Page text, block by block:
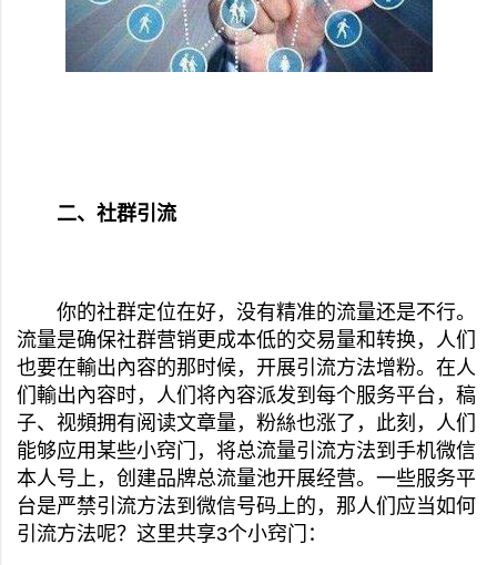
二、社群引流
你的社群定位在好，没有精准的流量还是不行。
流量是确保社群营销更成本低的交易量和转换，人们
也要在輸出內容的那时候，开展引流方法增粉。在人
们輸出內容时，人们将內容派发到每个服务平台，稿
子、视頻拥有阅读文章量，粉絲也涨了，此刻，人们
能够应用某些小窍门，将总流量引流方法到手机微信
本人号上，创建品牌总流量池开展经营。一些服务平
台是严禁引流方法到微信号码上的，那人们应当如何
引流方法呢？这里共享3个小窍门：